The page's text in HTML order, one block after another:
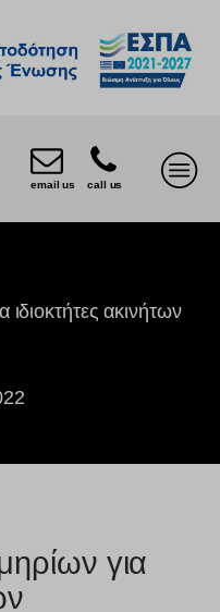
email us call us
ακινήτων
για